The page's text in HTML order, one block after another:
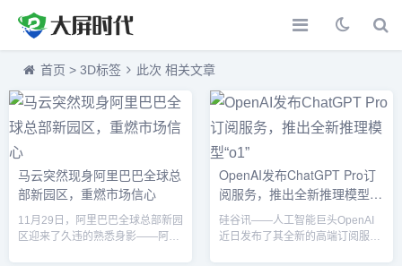
首页 > 3D标签 此次 相关文章
马云突然现身阿里巴巴全球总
部新园区，重燃市场信心
11月29日，阿里巴巴全球总部新园
区迎来了久违的熟悉身影——阿里
OpenAI发布ChatGPT Pro订
阅服务，推出全新推理模型
“o1”
硅谷讯——人工智能巨头OpenAI
近日发布了其全新的高端订阅服务